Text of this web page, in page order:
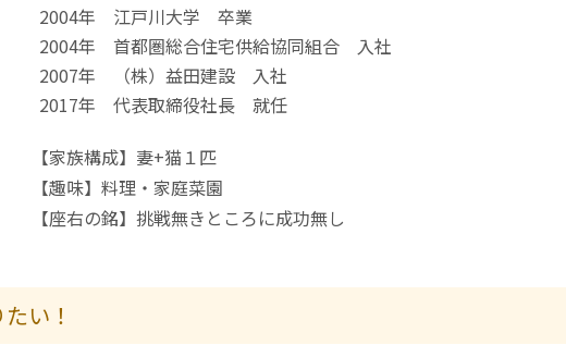
2004年 江戸川大学 卒業
2004年 首都圏総合住宅供給協同組合 入社
2007年 （株）益田建設 入社
2017年 代表取締役社長 就任
【家族構成】妻+猫１匹
【趣味】料理・家庭菜園
【座右の銘】挑戦無きところに成功無し
い！